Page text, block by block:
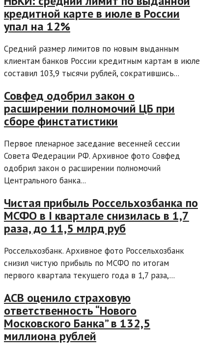
кредитной карте в июле в России
упал на 12%
Средний размер лимитов по новым выданным
клиентам банков России кредитным картам в июле
составил 103,9 тысячи рублей, сократившись...
Совфед одобрил закон о
расширении полномочий ЦБ при
сборе финстатистики
Первое пленарное заседание весенней сессии
Совета Федерации РФ. Архивное фото Совфед
одобрил закон о расширении полномочий
Центрального банка...
Чистая прибыль Россельхозбанка по
МСФО в I квартале снизилась в 1,7
раза, до 11,5 млрд руб
Россельхозбанк. Архивное фото Россельхозбанк
снизил чистую прибыль по МСФО по итогам
первого квартала текущего года в 1,7 раза,...
АСВ оценило страховую
ответственность “Нового
Московского Банка” в 132,5
миллиона рублей